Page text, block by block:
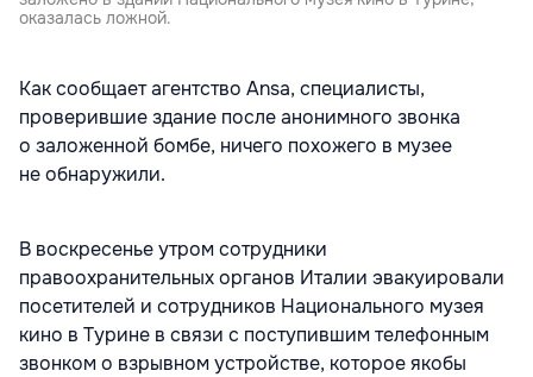
оказалась ложной.
Как сообщает агентство Ansa, специалисты,
проверившие здание после анонимного звонка
о заложенной бомбе, ничего похожего в музее
не обнаружили.
В воскресенье утром сотрудники
правоохранительных органов Италии эвакуировали
посетителей и сотрудников Национального музея
кино в Турине в связи с поступившим телефонным
звонком о взрывном устройстве, которое якобы